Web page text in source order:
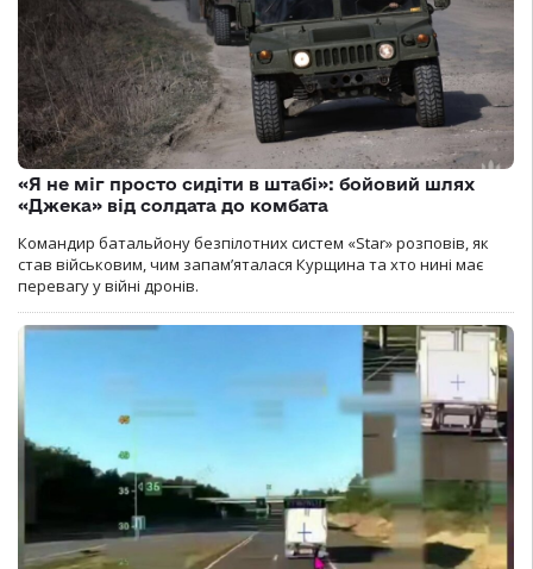
«Я не міг просто сидіти в штабі»: бойовий шлях
«Джека» від солдата до комбата
Командир батальйону безпілотних систем «Star» розповів, як
став військовим, чим запам’яталася Курщина та хто нині має
перевагу у війні дронів.